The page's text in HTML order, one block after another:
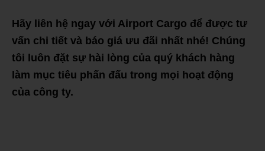
Hãy liên hệ ngay với Airport Cargo để được tư
vấn chi tiết và báo giá ưu đãi nhất nhé! Chúng
tôi luôn đặt sự hài lòng của quý khách hàng
làm mục tiêu phấn đấu trong mọi hoạt động
của công ty.